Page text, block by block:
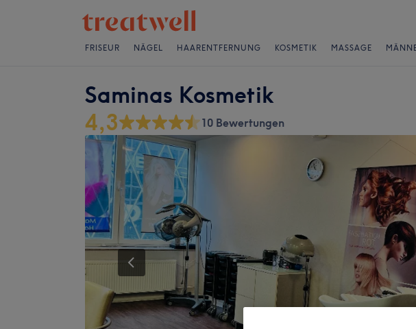
FRISEUR NÄGEL HAARENTFERNUNG KOSMETIK MASSAGE
Saminas Kosmetik
4,3 10 Bewertungen